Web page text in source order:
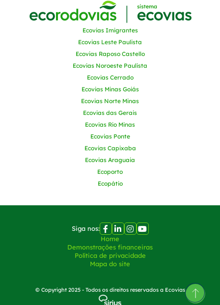
Ecovias Imigrantes
Ecovias Leste Paulista
Ecovias Raposo Castello
Ecovias Noroeste Paulista
Ecovias Cerrado
Ecovias Minas Goiás
Ecovias Norte Minas
Ecovias das Gerais
Ecovias Rio Minas
Ecovias Ponte
Ecovias Capixaba
Ecovias Araguaia
Ecoporto
Ecopátio
Siga nos:
Home
Demonstrações financeiras
Política de privacidade
Mapa do site
© Copyright 2025 - Todos os direitos reservados a Ecovias